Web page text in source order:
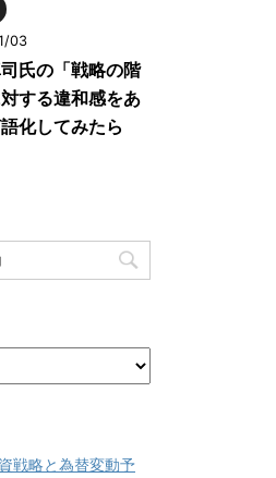
03
氏の「戦略の階
する違和感をあ
化してみたら
戦略と為替変動予